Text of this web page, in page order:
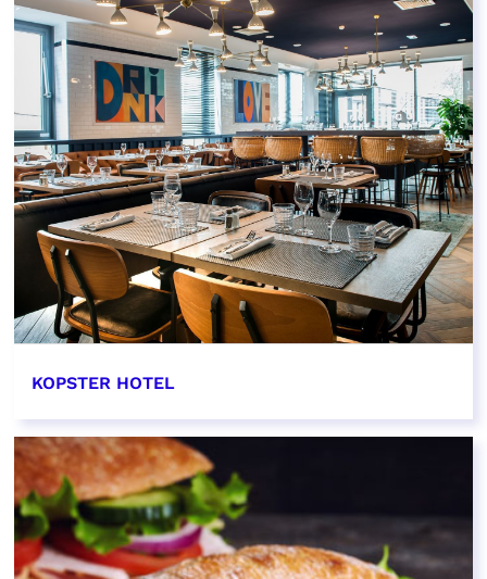
KOPSTER HOTEL
EN SAVOIR PLUS